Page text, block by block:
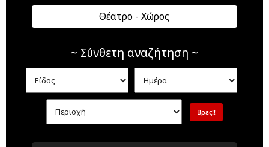
Θέατρο - Χώρος
~ Σύνθετη αναζήτηση ~